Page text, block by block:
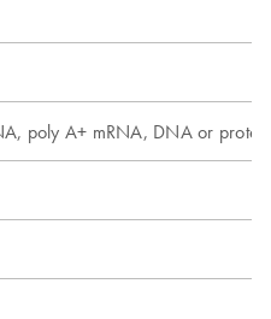
poly A+ mRNA, DNA or